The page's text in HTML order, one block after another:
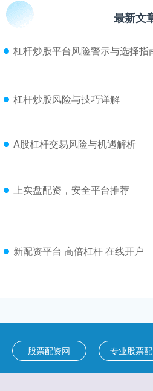
最新文
杠杆炒股平台风险警示与选择指
杠杆炒股风险与技巧详解
A股杠杆交易风险与机遇解析
上实盘配资，安全平台推荐
新配资平台 高倍杠杆 在线开户
股票配资网 专业股票